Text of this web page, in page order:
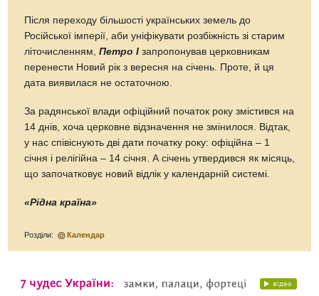
Після переходу більшості українських земель до
Російської імперії, аби уніфікувати розбіжність зі старим
літочисленням,Петро І запропонував церковникам
перенести Новий рік з вересня на січень. Проте, й ця
дата виявилася не остаточною.
За радянської влади офіційний початок року змістився на
14 днів, хоча церковне відзначення не змінилося. Відтак,
у нас співіснують дві дати початку року: офіційна – 1
січня і релігійна – 14 січня. А січень утвердився як місяць,
що започатковує новий відлік у календарній системі.
«Рідна країна»
Розділи: Календар